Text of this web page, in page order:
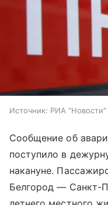
Источник: РИА "Новости"
Сообщение об
поступило в
накануне.
Белгород — Санкт-